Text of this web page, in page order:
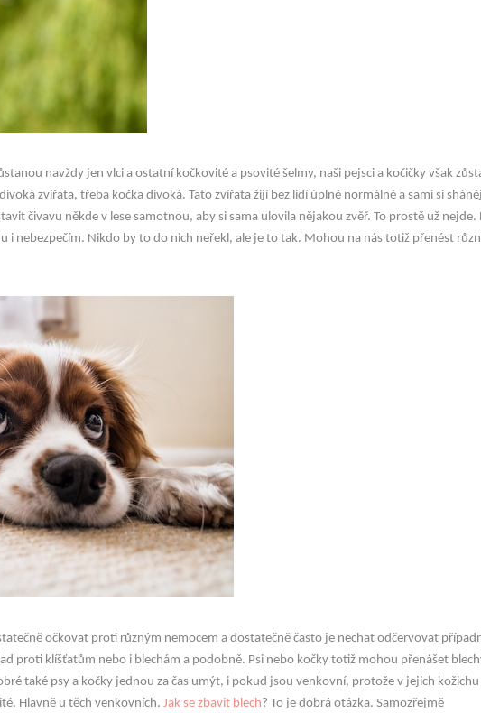
navždy jen vlci a ostatní kočkovité a psovité šelmy, naši pejsci a kočičky však
zvířata, třeba kočka divoká. Tato zvířata žijí bez lidí úplně normálně a sami si
čivavu někde v lese samotnou, aby si sama ulovila nějakou zvěř. To prostě už nejde.
i nebezpečím. Nikdo by to do nich neřekl, ale je to tak. Mohou na nás totiž přenést
očkovat proti různým nemocem a dostatečně často je nechat odčervovat
proti klíšťatům nebo i blechám a podobně. Psi nebo kočky totiž mohou přenášet
také psy a kočky jednou za čas umýt, i pokud jsou venkovní, protože v jejich kožichu
Hlavně u těch venkovních. Jak se zbavit blech? To je dobrá otázka. Samozřejmě